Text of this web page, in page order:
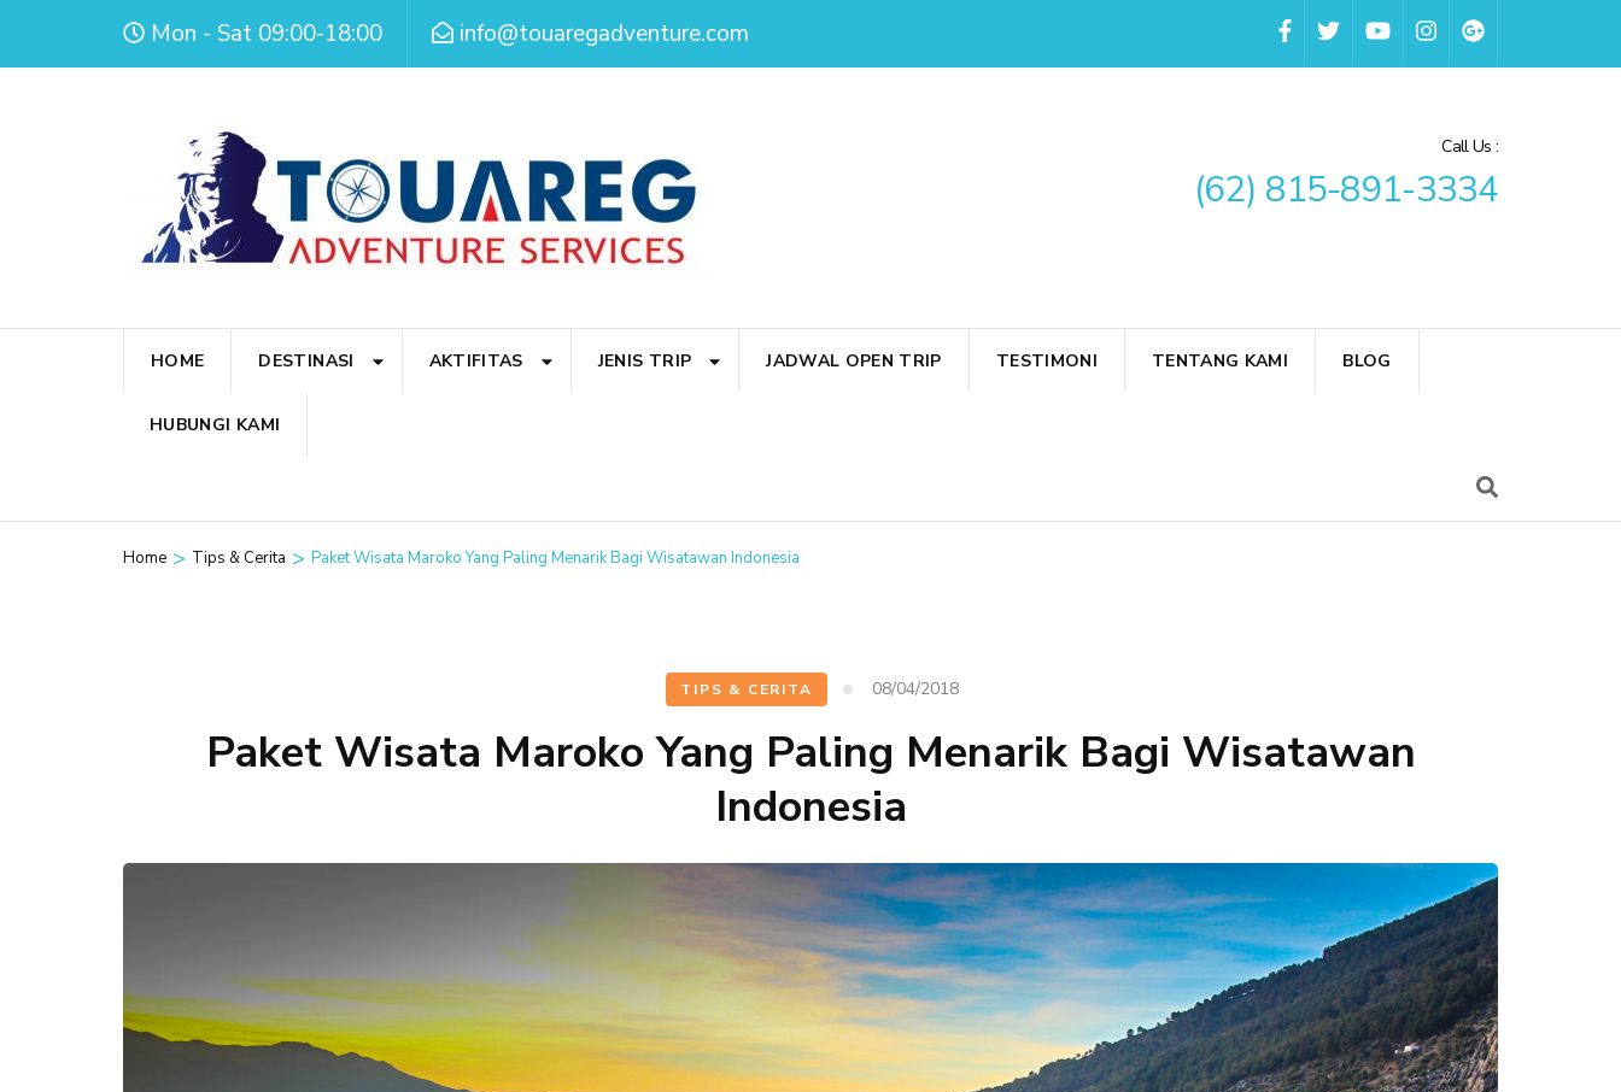
Mon - Sat 09:00-18:00 info@touaregadventure.com
Call Us :
(62) 815-891-3334
HOME DESTINASI AKTIFITAS JENIS TRIP JADWAL OPEN TRIP TESTIMONI TENTANG KAMI BLOG
HUBUNGI KAMI
Home > Tips & Cerita > Paket Wisata Maroko Yang Paling Menarik Bagi Wisatawan Indonesia
TIPS & CERITA 08/04/2018
Paket Wisata Maroko Yang Paling Menarik Bagi Wisatawan
Indonesia